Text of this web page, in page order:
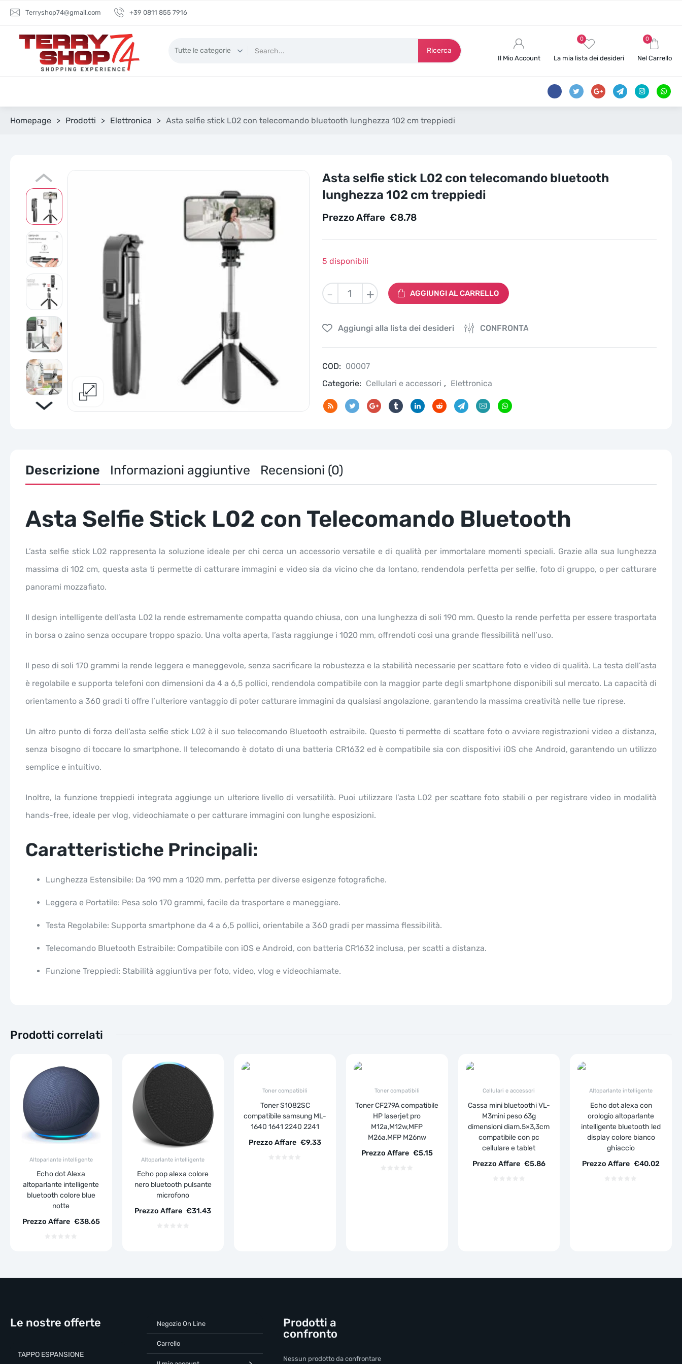
Terryshop74@gmail.com +39 0811 855 7916
Ricerca
0
Nel Carrello
0
La mia lista dei desideri
Il Mio Account
Homepage > Prodotti > Elettronica > Asta selfie stick L02 con telecomando bluetooth lunghezza 102 cm treppiedi
Asta selfie stick L02 con telecomando bluetooth
lunghezza 102 cm treppiedi
€8.78
Prezzo Affare
5 disponibili
-
Asta
selfie
con
lunghezza
cm
treppiedi
quantità
+ AGGIUNGI AL CARRELLO
Aggiungi alla lista dei desideri CONFRONTA
COD: 00007
Categorie: Cellulari e accessori , Elettronica
Descrizione Informazioni aggiuntive Recensioni (0)
Asta Selfie Stick L02 con Telecomando Bluetooth
L’asta selfie stick L02 rappresenta la soluzione ideale per chi cerca un accessorio versatile e di qualità per immortalare momenti speciali. Grazie alla sua lunghezza
massima di 102 cm, questa asta ti permette di catturare immagini e video sia da vicino che da lontano, rendendola perfetta per selfie, foto di gruppo, o per catturare
panorami mozzafiato.
Il design intelligente dell’asta L02 la rende estremamente compatta quando chiusa, con una lunghezza di soli 190 mm. Questo la rende perfetta per essere trasportata
in borsa o zaino senza occupare troppo spazio. Una volta aperta, l’asta raggiunge i 1020 mm, offrendoti così una grande flessibilità nell’uso.
Il peso di soli 170 grammi la rende leggera e maneggevole, senza sacrificare la robustezza e la stabilità necessarie per scattare foto e video di qualità. La testa dell’asta
è regolabile e supporta telefoni con dimensioni da 4 a 6,5 pollici, rendendola compatibile con la maggior parte degli smartphone disponibili sul mercato. La capacità di
orientamento a 360 gradi ti offre l’ulteriore vantaggio di poter catturare immagini da qualsiasi angolazione, garantendo la massima creatività nelle tue riprese.
Un altro punto di forza dell’asta selfie stick L02 è il suo telecomando Bluetooth estraibile. Questo ti permette di scattare foto o avviare registrazioni video a distanza,
senza bisogno di toccare lo smartphone. Il telecomando è dotato di una batteria CR1632 ed è compatibile sia con dispositivi iOS che Android, garantendo un utilizzo
semplice e intuitivo.
Inoltre, la funzione treppiedi integrata aggiunge un ulteriore livello di versatilità. Puoi utilizzare l’asta L02 per scattare foto stabili o per registrare video in modalità
hands-free, ideale per vlog, videochiamate o per catturare immagini con lunghe esposizioni.
Caratteristiche Principali:
Lunghezza Estensibile: Da 190 mm a 1020 mm, perfetta per diverse esigenze fotografiche.
Leggera e Portatile: Pesa solo 170 grammi, facile da trasportare e maneggiare.
Testa Regolabile: Supporta smartphone da 4 a 6,5 pollici, orientabile a 360 gradi per massima flessibilità.
Telecomando Bluetooth Estraibile: Compatibile con iOS e Android, con batteria CR1632 inclusa, per scatti a distanza.
Funzione Treppiedi: Stabilità aggiuntiva per foto, video, vlog e videochiamate.
Prodotti correlati
Altoparlante intelligente
Echo dot Alexa
altoparlante intelligente
bluetooth colore blue
notte
€38.65
Prezzo Affare
Altoparlante intelligente
Echo pop alexa colore
nero bluetooth pulsante
microfono
€31.43
Prezzo Affare
Toner compatibili
Toner S1082SC
compatibile samsung ML-
1640 1641 2240 2241
€9.33
Prezzo Affare
Toner compatibili
Toner CF279A compatibile
HP laserjet pro
M12a,M12w,MFP
M26a,MFP M26nw
€5.15
Prezzo Affare
Cellulari e accessori
Cassa mini bluetoothi VL-
M3mini peso 63g
dimensioni diam.5×3,3cm
compatibile con pc
cellulare e tablet
€5.86
Prezzo Affare
Altoparlante intelligente
Echo dot alexa con
orologio altoparlante
intelligente bluetooth led
display colore bianco
ghiaccio
€40.02
Prezzo Affare
Le nostre offerte
TAPPO ESPANSIONE
Negozio On Line
Carrello
Prodotti a
confronto
Nessun prodotto da confrontare